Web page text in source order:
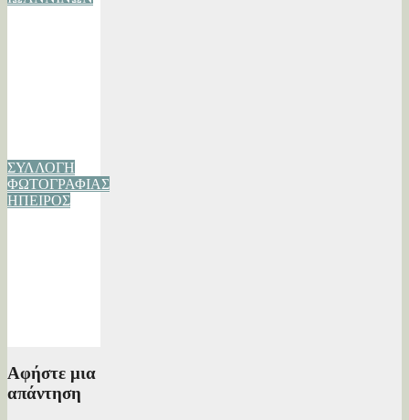
ΣΥΛΛΟΓΗ
ΦΩΤΟΓΡΑΦΙΑΣ
ΗΠΕΙΡΟΣ
Αφήστε μια
απάντηση